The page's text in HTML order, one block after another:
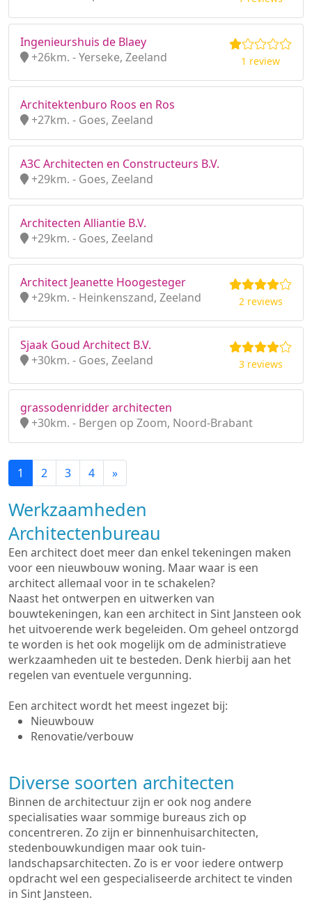
Ingenieurshuis de Blaey
+26km. - Yerseke, Zeeland
1 review
Architektenburo Roos en Ros
+27km. - Goes, Zeeland
A3C Architecten en Constructeurs B.V.
+29km. - Goes, Zeeland
Architecten Alliantie B.V.
+29km. - Goes, Zeeland
Architect Jeanette Hoogesteger
+29km. - Heinkenszand, Zeeland
2 reviews
Sjaak Goud Architect B.V.
+30km. - Goes, Zeeland
3 reviews
grassodenridder architecten
+30km. - Bergen op Zoom, Noord-Brabant
1 2 3 4 »
Werkzaamheden
Architectenbureau
Een architect doet meer dan enkel tekeningen maken
voor een nieuwbouw woning. Maar waar is een
architect allemaal voor in te schakelen?
Naast het ontwerpen en uitwerken van
bouwtekeningen, kan een architect in Sint Jansteen ook
het uitvoerende werk begeleiden. Om geheel ontzorgd
te worden is het ook mogelijk om de administratieve
werkzaamheden uit te besteden. Denk hierbij aan het
regelen van eventuele vergunning.
Een architect wordt het meest ingezet bij:
Nieuwbouw
Renovatie/verbouw
Diverse soorten architecten
Binnen de architectuur zijn er ook nog andere
specialisaties waar sommige bureaus zich op
concentreren. Zo zijn er binnenhuisarchitecten,
stedenbouwkundigen maar ook tuin-
landschapsarchitecten. Zo is er voor iedere ontwerp
opdracht wel een gespecialiseerde architect te vinden
in Sint Jansteen.